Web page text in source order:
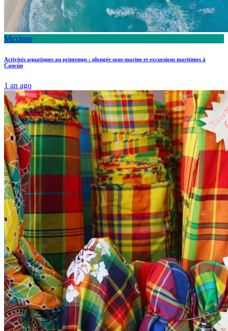
Mexique
Activités aquatiques au printemps : plongée sous-marine et excursions maritimes à
Cancún
1 an ago